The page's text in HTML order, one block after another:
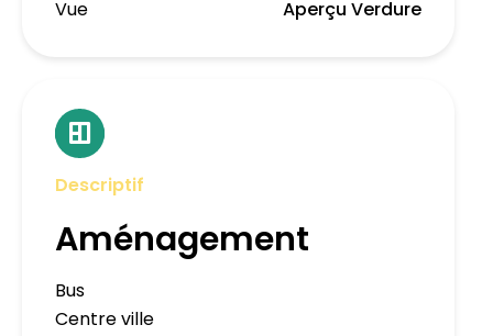
Vue
Aperçu Verdure
Descriptif
Aménagement
Bus
Centre ville